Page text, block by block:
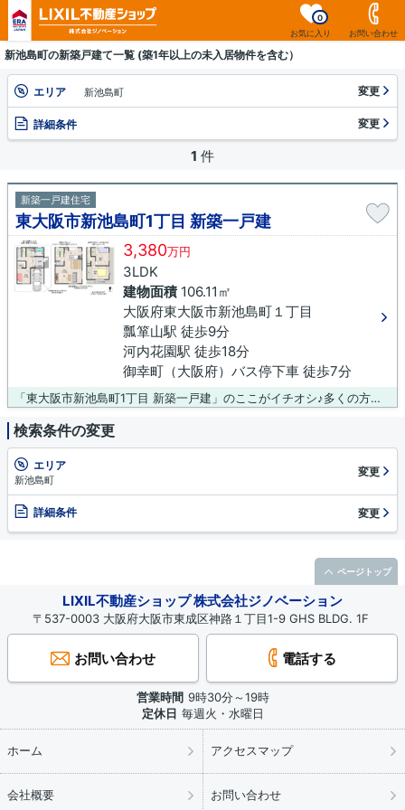
お気に入り
0
お問い合わせ
新池島町の新築戸建て一覧 (築1年以上の未入居物件を含む）
エリア 新池島町 変更
詳細条件 変更
1 件
新築一戸建住宅
東大阪市新池島町1丁目 新築一戸建
3,380万円
3LDK
建物面積106.11㎡
大阪府東大阪市新池島町１丁目
瓢箪山駅 徒歩9分
河内花園駅 徒歩18分
御幸町（大阪府）バス停下車 徒歩7分
「東大阪市新池島町1丁目 新築一戸建」のここがイチオシ♪多くの方から高いニーズのある、内装もピカピカの新築戸建ての物件です♪東大阪市に特化した当社では、多種多様な不動産情報をご用意しております♪不動産情報と併せて地域情報もお伝えいたしますので、まずはお気軽にお問い合わせください(*^^*)
検索条件の変更
エリア
新池島町
変更
詳細条件 変更
LIXIL不動産ショップ 株式会社ジノベーション
〒537-0003 大阪府大阪市東成区神路１丁目1-9 GHS BLDG. 1F
お問い合わせ 電話する
営業時間 9時30分～19時
定休日 毎週火・水曜日
ホーム アクセスマップ
会社概要 お問い合わせ
ページトップ